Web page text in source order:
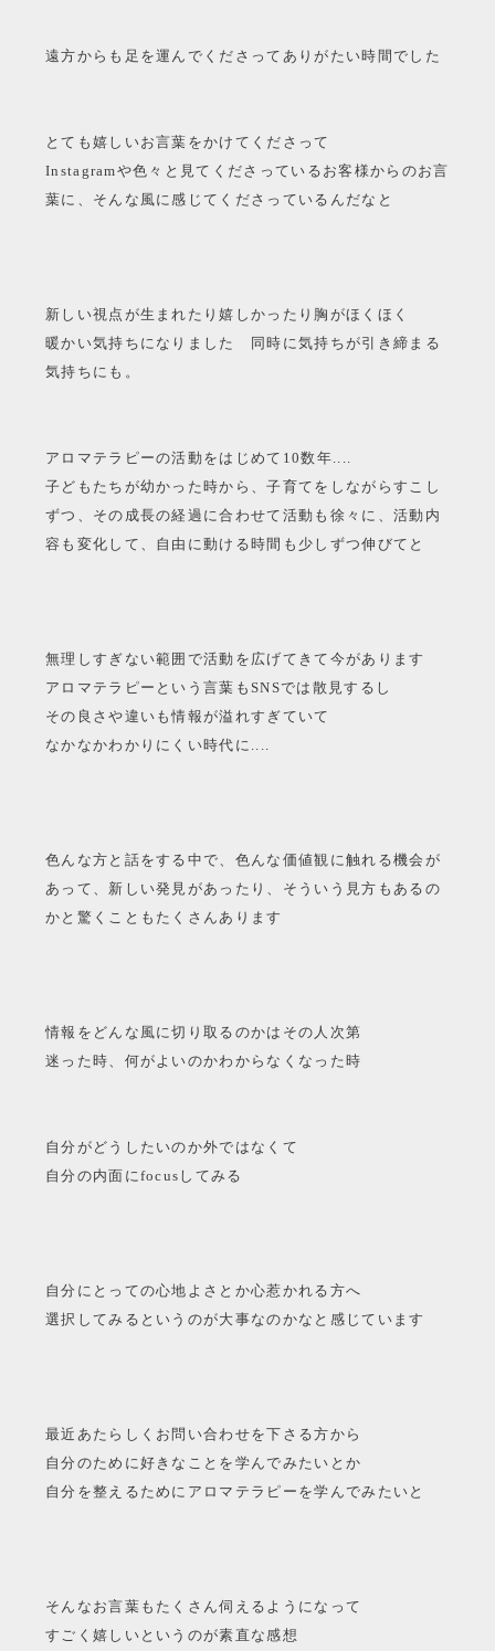
遠方からも足を運んでくださってありがたい時間でした
とても嬉しいお言葉をかけてくださって
Instagramや色々と見てくださっているお客様からのお言
葉に、そんな風に感じてくださっているんだなと
新しい視点が生まれたり嬉しかったり胸がほくほく
暖かい気持ちになりました 同時に気持ちが引き締まる
気持ちにも。
アロマテラピーの活動をはじめて10数年....
子どもたちが幼かった時から、子育てをしながらすこし
ずつ、その成長の経過に合わせて活動も徐々に、活動内
容も変化して、自由に動ける時間も少しずつ伸びてと
無理しすぎない範囲で活動を広げてきて今があります
アロマテラピーという言葉もSNSでは散見するし
その良さや違いも情報が溢れすぎていて
なかなかわかりにくい時代に....
色んな方と話をする中で、色んな価値観に触れる機会が
あって、新しい発見があったり、そういう見方もあるの
かと驚くこともたくさんあります
情報をどんな風に切り取るのかはその人次第
迷った時、何がよいのかわからなくなった時
自分がどうしたいのか外ではなくて
自分の内面にfocusしてみる
自分にとっての心地よさとか心惹かれる方へ
選択してみるというのが大事なのかなと感じています
最近あたらしくお問い合わせを下さる方から
自分のために好きなことを学んでみたいとか
自分を整えるためにアロマテラピーを学んでみたいと
そんなお言葉もたくさん伺えるようになって
すごく嬉しいというのが素直な感想